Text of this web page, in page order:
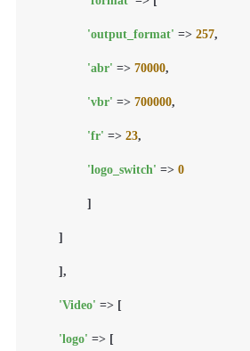
'output_format' => 257,
'abr' => 70000,
'vbr' => 700000,
'fr' => 23,
'logo_switch' => 0
'Video' => [
'logo' => [